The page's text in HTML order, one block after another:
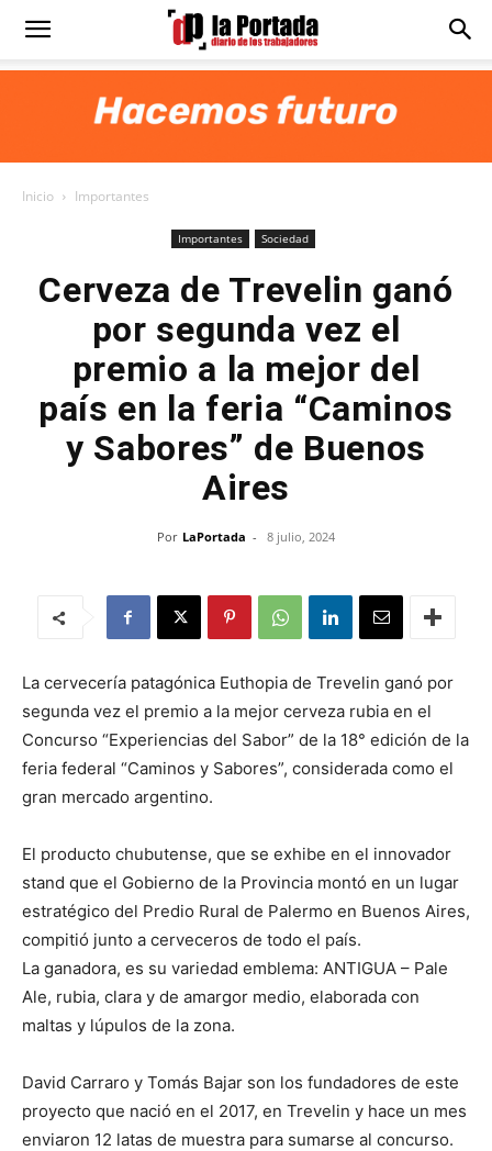
Diario
Inicio Importantes
Importantes Sociedad
Cerveza de Trevelin ganó
por segunda vez el
premio a la mejor del
país en la feria “Caminos
y Sabores” de Buenos
Aires
Por LaPortada - 8 julio, 2024
La cervecería patagónica Euthopia de Trevelin ganó por
segunda vez el premio a la mejor cerveza rubia en el
Concurso “Experiencias del Sabor” de la 18° edición de la
feria federal “Caminos y Sabores”, considerada como el
gran mercado argentino.
El producto chubutense, que se exhibe en el innovador
stand que el Gobierno de la Provincia montó en un lugar
estratégico del Predio Rural de Palermo en Buenos Aires,
compitió junto a cerveceros de todo el país.
La ganadora, es su variedad emblema: ANTIGUA – Pale
Ale, rubia, clara y de amargor medio, elaborada con
maltas y lúpulos de la zona.
David Carraro y Tomás Bajar son los fundadores de este
proyecto que nació en el 2017, en Trevelin y hace un mes
enviaron 12 latas de muestra para sumarse al concurso.